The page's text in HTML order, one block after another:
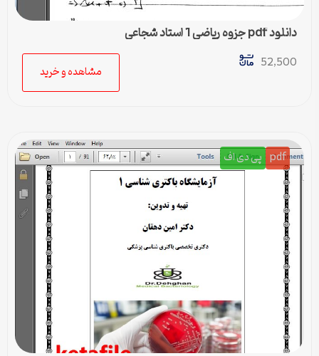
دانلود pdf جزوه ریاضی 1 استاد شجاعی
52,500
مشاهده و خرید
pdf پی دی اف